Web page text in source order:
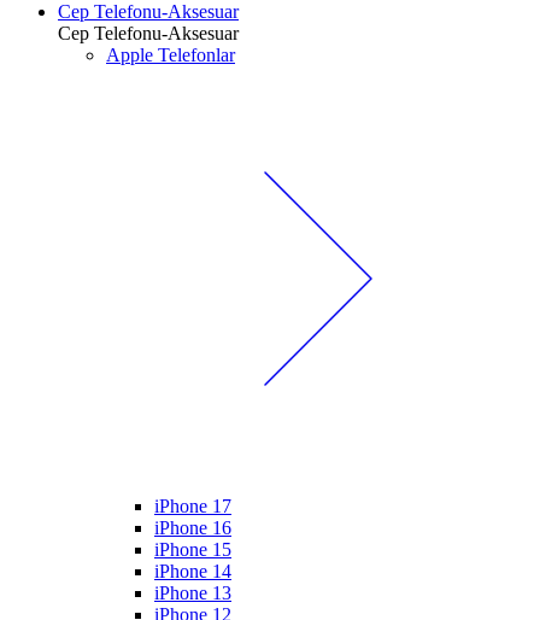
Cep Telefonu-Aksesuar
Cep Telefonu-Aksesuar
Apple Telefonlar
iPhone 17
iPhone 16
iPhone 15
iPhone 14
iPhone 13
iPhone 12